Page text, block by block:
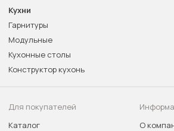
Кухни
Гарнитуры
Модульные
Кухонные столы
Конструктор кухонь
Для покупателей
Каталог
О